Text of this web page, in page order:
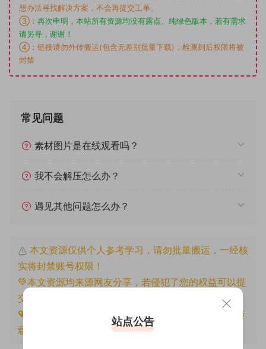
想办法寻找解决方案，不会再提交工单。
③： 再次申明，本站所有资源均没有露点、纯绿色版本，若有需求
请另寻，谢谢！
④：链接请勿外传搬运(包含无差别批量下载)，检测到后权限将被
封禁
常见问题
素材图片是在线观看吗？
我不会解压怎么办？
遇见其他问题怎么办？
本文资源仅供个人参考学习，请勿批量搬运，一经核
实将封禁账号权限！
💚本文资源均来源网友分享，若侵犯了您的权益可以提
交工单处理。
🧡原文链接：
https://www.znjfg.com/2988.html
，转
载请注明出处。
站点公告